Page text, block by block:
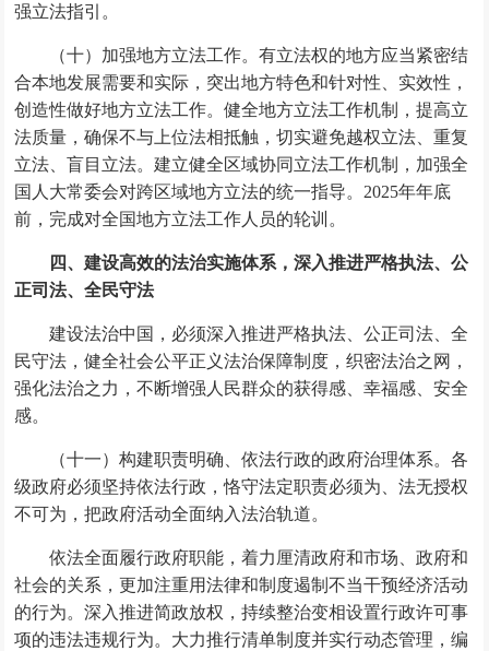
强立法指引。
（十）加强地方立法工作。有立法权的地方应当紧密结
合本地发展需要和实际，突出地方特色和针对性、实效性，
创造性做好地方立法工作。健全地方立法工作机制，提高立
法质量，确保不与上位法相抵触，切实避免越权立法、重复
立法、盲目立法。建立健全区域协同立法工作机制，加强全
国人大常委会对跨区域地方立法的统一指导。2025年年底
前，完成对全国地方立法工作人员的轮训。
四、建设高效的法治实施体系，深入推进严格执法、公
正司法、全民守法
建设法治中国，必须深入推进严格执法、公正司法、全
民守法，健全社会公平正义法治保障制度，织密法治之网，
强化法治之力，不断增强人民群众的获得感、幸福感、安全
感。
（十一）构建职责明确、依法行政的政府治理体系。各
级政府必须坚持依法行政，恪守法定职责必须为、法无授权
不可为，把政府活动全面纳入法治轨道。
依法全面履行政府职能，着力厘清政府和市场、政府和
社会的关系，更加注重用法律和制度遏制不当干预经济活动
的行为。深入推进简政放权，持续整治变相设置行政许可事
项的违法违规行为。大力推行清单制度并实行动态管理，编